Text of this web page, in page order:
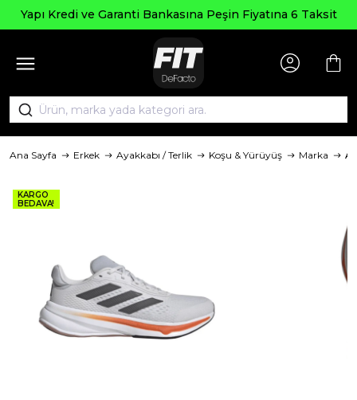
ve Garanti Bankasına Peşin Fiyatına 6 Taksit
Ana Sayfa Erkek Ayakkabı / Terlik Koşu & Yürüyüş Marka
KARGO
BEDAVA!